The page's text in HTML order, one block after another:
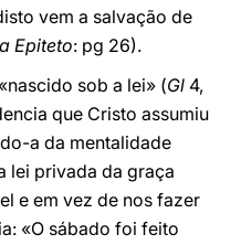
vem a salvação de
Epiteto: pg 26).
sob a lei» (Gl 4,
que Cristo assumiu
a da mentalidade
lei privada da graça
e em vez de nos fazer
«O sábado foi feito